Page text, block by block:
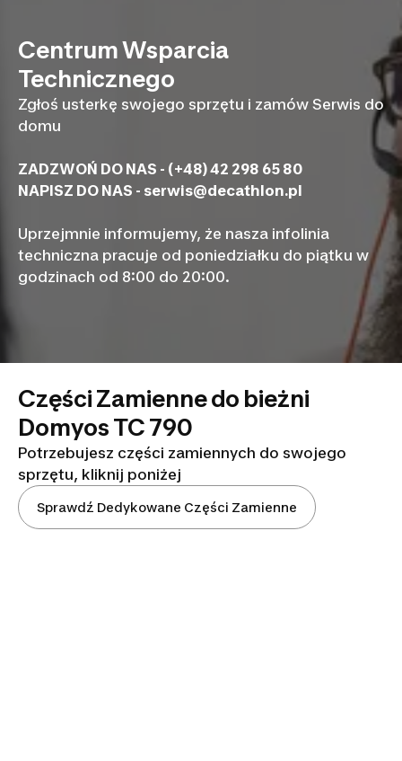
Centrum Wsparcia
Technicznego
Zgłoś usterkę swojego sprzętu i zamów Serwis do
domu
ZADZWOŃ DO NAS - (+48) 42 298 65 80
NAPISZ DO NAS - serwis@decathlon.pl
Uprzejmnie informujemy, że nasza infolinia
techniczna pracuje od poniedziałku do piątku w
godzinach od 8:00 do 20:00.
Części Zamienne do bieżni
Domyos TC 790
Potrzebujesz części zamiennych do swojego
sprzętu, kliknij poniżej
Sprawdź Dedykowane Części Zamienne